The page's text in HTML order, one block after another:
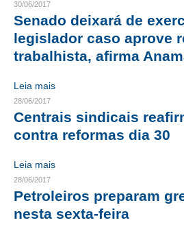
CONTATO
CURSOS
ENGENHEIRO EMPREENDEDOR
SEESP EDUCAÇÃO
PLATAFORMAS GRATUITAS
BENEFÍCIOS
APOSENTADORIA
30/06/2017
Senado deixará de
legislador caso aprove
trabalhista, afirma
Leia mais
28/06/2017
Centrais sindicais
contra reformas dia 30
Leia mais
28/06/2017
Petroleiros preparam
nesta sexta-feira